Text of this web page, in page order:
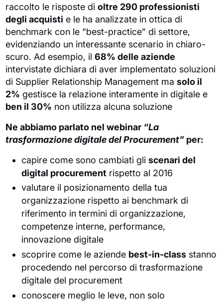
raccolto le risposte dioltre 290 professionisti
degli acquisti e le ha analizzate in ottica di
benchmark con le “best-practice” di settore,
evidenziando un interessante scenario in chiaro-
scuro. Ad esempio, il68% delle aziende
intervistate dichiara di aver implementato soluzioni
di Supplier Relationship Management masolo il
2% gestisce la relazione interamente in digitale e
ben il 30% non utilizza alcuna soluzione
Ne abbiamo parlato nel webinar “La
trasformazione digitale del Procurement” per:
capire come sono cambiati gliscenari del
digital procurement rispetto al 2016
valutare il posizionamento della tua
organizzazione rispetto ai benchmark di
riferimento in termini di organizzazione,
competenze interne, performance,
innovazione digitale
scoprire come le aziende best-in-class stanno
procedendo nel percorso di trasformazione
digitale del procurement
conoscere meglio le leve, non solo